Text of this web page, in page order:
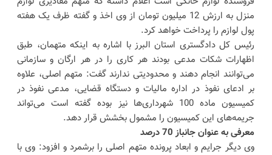
منزل به ارزش 12 میلیون تومان از وی اخذ و گفته ظرف یک هفته
پول لوازم را پرداخت خواهد کرد.
رئیس کل دادگستری استان البرز با اشاره به اینکه متهمان، طبق
اظهارات شکات مدعی بودند هر کاری را در هر ارگان و سازمانی
می‌توانند انجام دهند و محدودیتی ندارند گفت: متهم اصلی، علاوه
بر ادعای نفوذ در اداره مالیات و دستگاه قضایی، مدعی نفوذ در
کمیسیون ماده 100 شهرداری‌ها نیز بوده گفته است می‌تواند
جریمه‌های این کمیسیون را مشمول بخشش قرار دهد.
معرفی به عنوان جانباز 70 درصد
وی دیگر جرایم و ابعاد پرونده متهم اصلی را برشمرد و افزود: وی با